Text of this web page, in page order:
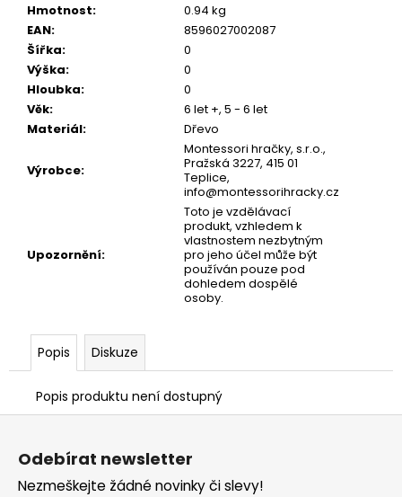
Hmotnost:
0.94 kg
EAN:
8596027002087
Šířka:
0
Výška:
0
Hloubka:
0
Věk:
6 let +, 5 - 6 let
Materiál: Dřevo
Výrobce:
Montessori hračky, s.r.o.,
Pražská 3227, 415 01
Teplice,
info@montessorihracky.cz
Upozornění:
Toto je vzdělávací
produkt, vzhledem k
vlastnostem nezbytným
pro jeho účel může být
používán pouze pod
dohledem dospělé
osoby.
Popis Diskuze
Popis produktu není dostupný
ALBI
HŘEJIVÝ
TULEŇ
563
Kč
Z
Odebírat newsletter
Nezmeškejte žádné novinky či slevy!